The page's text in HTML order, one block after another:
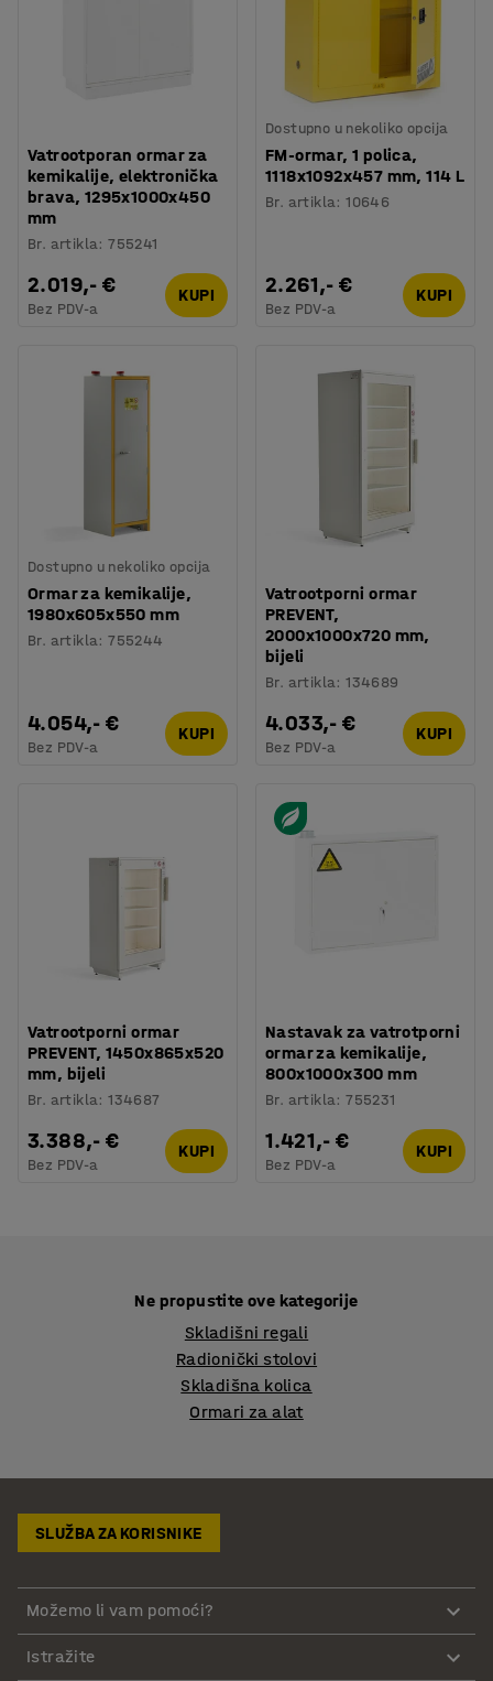
Vatrootporan ormar za
kemikalije, elektronička
brava, 1295x1000x450
mm
Br. artikla:755241
2.019,- €
Bez PDV-a
KUPI
Dostupno u nekoliko opcija
FM-ormar, 1 polica,
1118x1092x457 mm, 114 L
Br. artikla:10646
2.261,- €
Bez PDV-a
KUPI
Dostupno u nekoliko opcija
Ormar za kemikalije,
1980x605x550 mm
Br. artikla:755244
4.054,- €
Bez PDV-a
KUPI
Vatrootporni ormar
PREVENT,
2000x1000x720 mm,
bijeli
Br. artikla:134689
4.033,- €
Bez PDV-a
KUPI
Vatrootporni ormar
PREVENT, 1450x865x520
mm, bijeli
Br. artikla:134687
3.388,- €
Bez PDV-a
KUPI
Nastavak za vatrotporni
ormar za kemikalije,
800x1000x300 mm
Br. artikla:755231
1.421,- €
Bez PDV-a
KUPI
Ne propustite ove kategorije
Skladišni regali
Radionički stolovi
Skladišna kolica
Ormari za alat
SLUŽBA ZA KORISNIKE
Možemo li vam pomoći?
Istražite